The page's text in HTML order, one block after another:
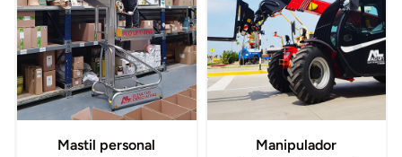
Mastil personal
Manipulador